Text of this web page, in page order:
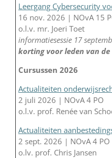
Leergang Cybersecurity
16 nov. 2026 | NOvA 15
o.l.v. mr. Joeri Toet
informatiesessie 17
korting voor leden van
Cursussen 2026
Actualiteiten
2 juli 2026 | NOvA 4 PO
o.l.v. prof. Renée van
Actualiteiten
2 sept. 2026 | NOvA 4 PO
o.lv. prof. Chris Jansen